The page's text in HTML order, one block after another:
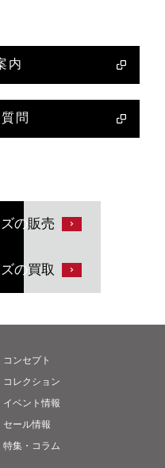
内
問
の販売
の買取
コンセプト
コレクション
イベント情報
セール情報
特集・コラム